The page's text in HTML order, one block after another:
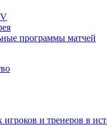
программы матчей
игроков и тренеров в